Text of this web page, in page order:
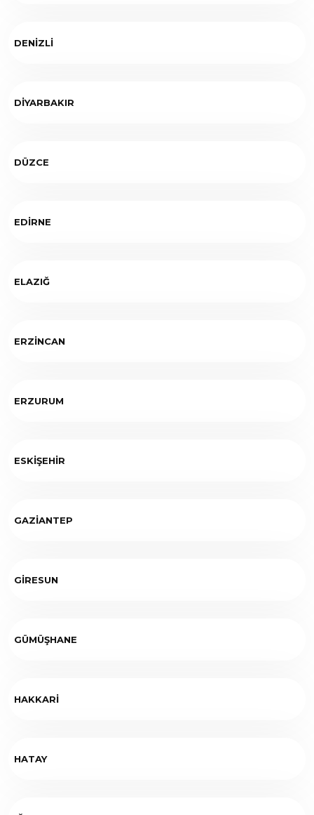
DENİZLİ
DİYARBAKIR
DÜZCE
EDİRNE
ELAZIĞ
ERZİNCAN
ERZURUM
ESKİŞEHİR
GAZİANTEP
GİRESUN
GÜMÜŞHANE
HAKKARİ
HATAY